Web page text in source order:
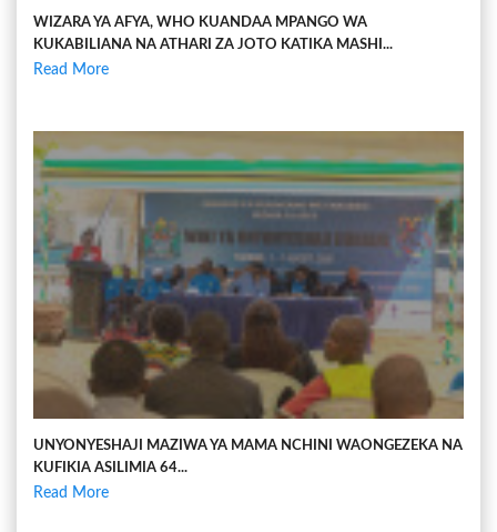
WIZARA YA AFYA, WHO KUANDAA MPANGO WA
KUKABILIANA NA ATHARI ZA JOTO KATIKA MASHI...
Read More
UNYONYESHAJI MAZIWA YA MAMA NCHINI WAONGEZEKA NA
KUFIKIA ASILIMIA 64...
Read More